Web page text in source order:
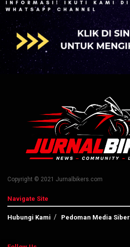
Copyright © 2021 Jurnalbikers.com
Navigate Site
Hubungi Kami Pedoman Media Siber